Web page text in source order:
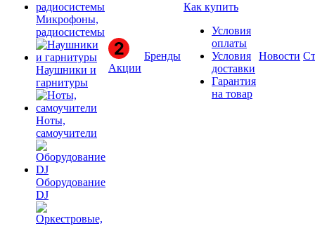
Микрофоны,
радиосистемы
Наушники и
гарнитуры
Ноты,
самоучители
Оборудование
DJ
Акции
Бренды
Как купить
Условия
оплаты
Условия
доставки
Гарантия
на товар
Новости